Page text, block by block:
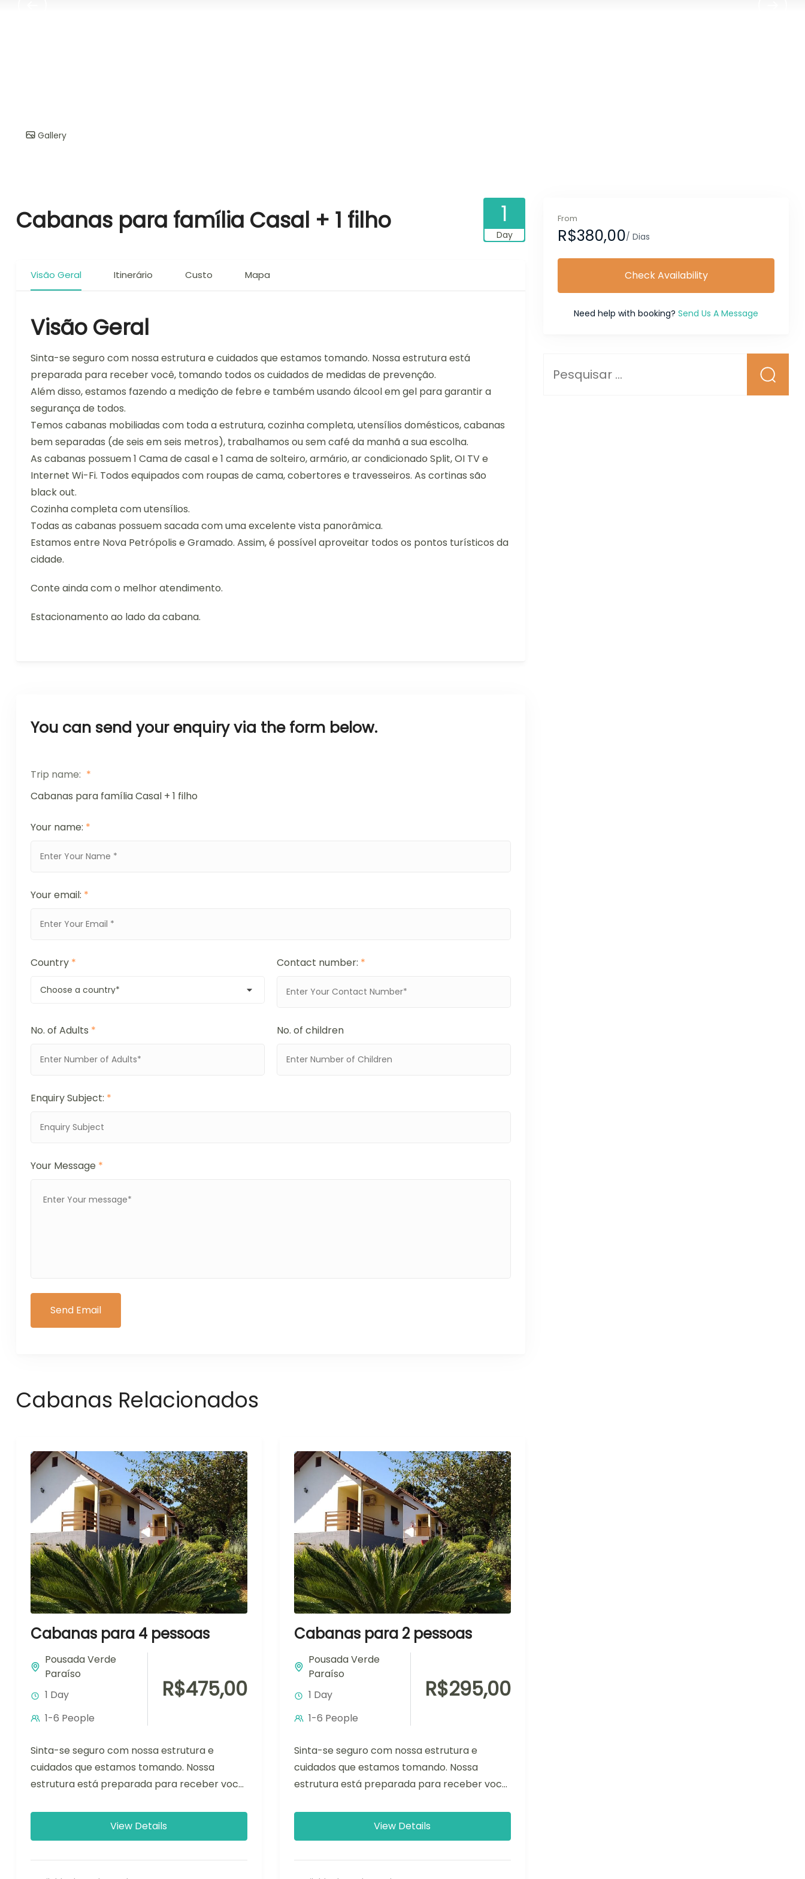
Gallery
Cabanas para família Casal + 1 filho 1
Day
Visão Geral Itinerário Custo Mapa
Visão Geral
Sinta-se seguro com nossa estrutura e cuidados que estamos tomando. Nossa estrutura está
preparada para receber você, tomando todos os cuidados de medidas de prevenção.
Além disso, estamos fazendo a medição de febre e também usando álcool em gel para garantir a
segurança de todos.
Temos cabanas mobiliadas com toda a estrutura, cozinha completa, utensílios domésticos, cabanas
bem separadas (de seis em seis metros), trabalhamos ou sem café da manhã a sua escolha.
As cabanas possuem 1 Cama de casal e 1 cama de solteiro, armário, ar condicionado Split, OI TV e
Internet Wi-Fi. Todos equipados com roupas de cama, cobertores e travesseiros. As cortinas são
black out.
Cozinha completa com utensílios.
Todas as cabanas possuem sacada com uma excelente vista panorâmica.
Estamos entre Nova Petrópolis e Gramado. Assim, é possível aproveitar todos os pontos turísticos da
cidade.
Conte ainda com o melhor atendimento.
Estacionamento ao lado da cabana.
You can send your enquiry via the form below.
Trip name: *
Cabanas para família Casal + 1 filho
Your name: *
Your email: *
Country * Contact number: *
No. of Adults * No. of children
Enquiry Subject: *
Your Message *
From
R$380,00/ Dias
Check Availability
Need help with booking? Send Us A Message
por:
Cabanas Relacionados
Cabanas para 4 pessoas
Pousada Verde
Paraíso
1 Day
1-6 People
R$475,00
Sinta-se seguro com nossa estrutura e
cuidados que estamos tomando. Nossa
estrutura está preparada para receber você,
prevenção....
View Details
Cabanas para 2 pessoas
Pousada Verde
Paraíso
1 Day
1-6 People
R$295,00
Sinta-se seguro com nossa estrutura e
cuidados que estamos tomando. Nossa
estrutura está preparada para receber você,
prevenção.Além...
View Details